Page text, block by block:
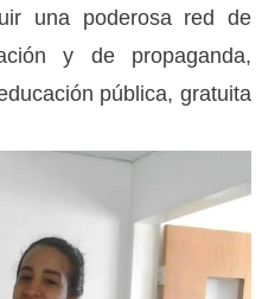
una poderosa red de
y de propaganda,
pública, gratuita